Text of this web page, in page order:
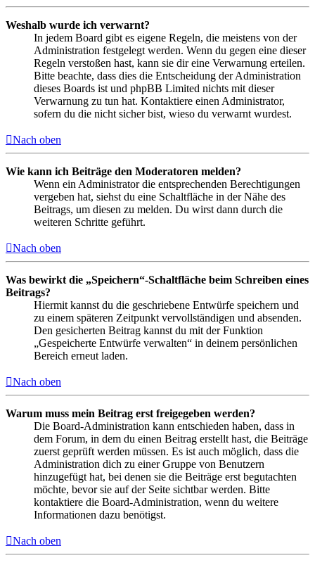
Weshalb wurde ich verwarnt?
In jedem Board gibt es eigene Regeln, die meistens von der
Administration festgelegt werden. Wenn du gegen eine dieser
Regeln verstoßen hast, kann sie dir eine Verwarnung erteilen.
Bitte beachte, dass dies die Entscheidung der Administration
dieses Boards ist und phpBB Limited nichts mit dieser
Verwarnung zu tun hat. Kontaktiere einen Administrator,
sofern du die nicht sicher bist, wieso du verwarnt wurdest.
Nach oben
Wie kann ich Beiträge den Moderatoren melden?
Wenn ein Administrator die entsprechenden Berechtigungen
vergeben hat, siehst du eine Schaltfläche in der Nähe des
Beitrags, um diesen zu melden. Du wirst dann durch die
weiteren Schritte geführt.
Nach oben
Was bewirkt die „Speichern“-Schaltfläche beim Schreiben eines
Beitrags?
Hiermit kannst du die geschriebene Entwürfe speichern und
zu einem späteren Zeitpunkt vervollständigen und absenden.
Den gesicherten Beitrag kannst du mit der Funktion
„Gespeicherte Entwürfe verwalten“ in deinem persönlichen
Bereich erneut laden.
Nach oben
Warum muss mein Beitrag erst freigegeben werden?
Die Board-Administration kann entschieden haben, dass in
dem Forum, in dem du einen Beitrag erstellt hast, die Beiträge
zuerst geprüft werden müssen. Es ist auch möglich, dass die
Administration dich zu einer Gruppe von Benutzern
hinzugefügt hat, bei denen sie die Beiträge erst begutachten
möchte, bevor sie auf der Seite sichtbar werden. Bitte
kontaktiere die Board-Administration, wenn du weitere
Informationen dazu benötigst.
Nach oben